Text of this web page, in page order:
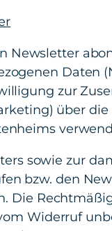
Newsletter
Daten
zur
über
sowie zur
bzw. den
Die
Widerruf